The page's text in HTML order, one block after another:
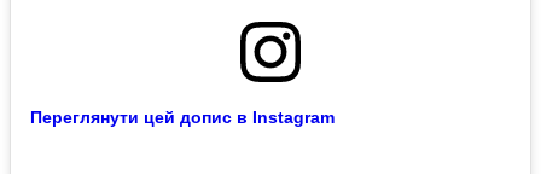
Переглянути цей допис в Instagram